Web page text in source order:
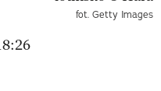
fot. Getty Images